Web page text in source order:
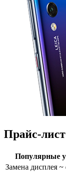
Прайс-
Популярные
Замена дисплея ~